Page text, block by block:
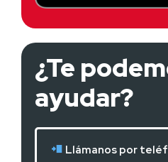
¿Te
ayudar?
Llámanos por